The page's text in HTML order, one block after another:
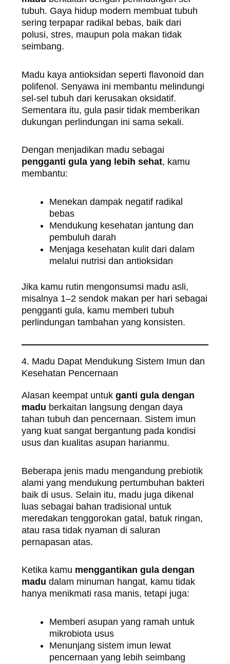
tubuh. Gaya hidup modern membuat tubuh
sering terpapar radikal bebas, baik dari
polusi, stres, maupun pola makan tidak
seimbang.
Madu kaya antioksidan seperti flavonoid dan
polifenol. Senyawa ini membantu melindungi
sel-sel tubuh dari kerusakan oksidatif.
Sementara itu, gula pasir tidak memberikan
dukungan perlindungan ini sama sekali.
Dengan menjadikan madu sebagai
pengganti gula yang lebih sehat, kamu
membantu:
Menekan dampak negatif radikal
bebas
Mendukung kesehatan jantung dan
pembuluh darah
Menjaga kesehatan kulit dari dalam
melalui nutrisi dan antioksidan
Jika kamu rutin mengonsumsi madu asli,
misalnya 1–2 sendok makan per hari sebagai
pengganti gula, kamu memberi tubuh
perlindungan tambahan yang konsisten.
4. Madu Dapat Mendukung Sistem Imun dan
Kesehatan Pencernaan
Alasan keempat untukganti gula dengan
madu berkaitan langsung dengan daya
tahan tubuh dan pencernaan. Sistem imun
yang kuat sangat bergantung pada kondisi
usus dan kualitas asupan harianmu.
Beberapa jenis madu mengandung prebiotik
alami yang mendukung pertumbuhan bakteri
baik di usus. Selain itu, madu juga dikenal
luas sebagai bahan tradisional untuk
meredakan tenggorokan gatal, batuk ringan,
atau rasa tidak nyaman di saluran
pernapasan atas.
Ketika kamu menggantikan gula dengan
madu dalam minuman hangat, kamu tidak
hanya menikmati rasa manis, tetapi juga:
Memberi asupan yang ramah untuk
mikrobiota usus
Menunjang sistem imun lewat
pencernaan yang lebih seimbang